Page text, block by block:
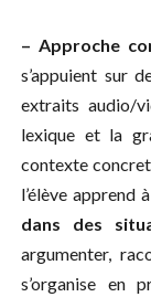
– Approche
s’appuient sur
extraits audio/
lexique et la
contexte concret
l’élève apprend à
dans des
argumenter,
s’organise en